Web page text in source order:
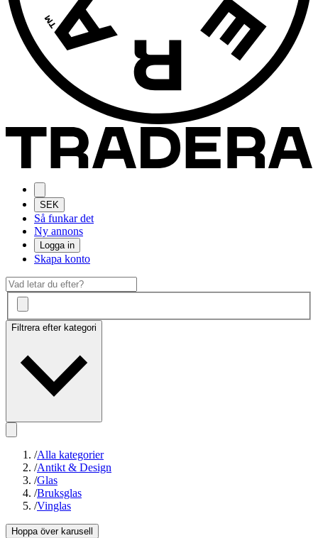
SEK
Så funkar det
Ny annons
Logga in
Skapa konto
Filtrera efter kategori
/Alla kategorier
/Antikt & Design
/Glas
/Bruksglas
/Vinglas
Hoppa över karusell